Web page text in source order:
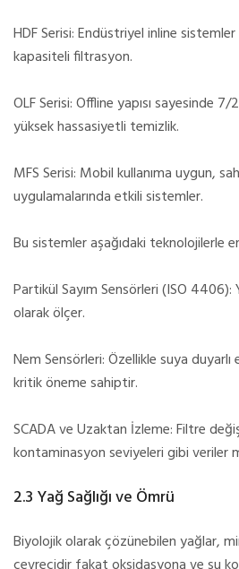
HDF Serisi: Endüstriyel inline sistemler
kapasiteli filtrasyon.
OLF Serisi: Offline yapısı sayesinde
yüksek hassasiyetli temizlik.
MFS Serisi: Mobil kullanıma uygun,
uygulamalarında etkili sistemler.
Bu sistemler aşağıdaki teknolojilerle
Partikül Sayım Sensörleri (ISO 4406):
olarak ölçer.
Nem Sensörleri: Özellikle suya
kritik öneme sahiptir.
SCADA ve Uzaktan İzleme: Filtre
kontaminasyon seviyeleri gibi veriler
2.3 Yağ Sağlığı ve Ömrü
Biyolojik olarak çözünebilen yağlar,